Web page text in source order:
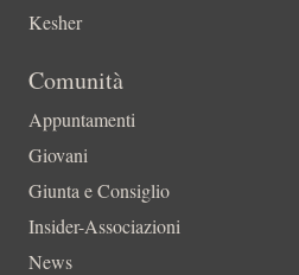
Kesher
Comunità
Appuntamenti
Giovani
Giunta e Consiglio
Insider-Associazioni
News